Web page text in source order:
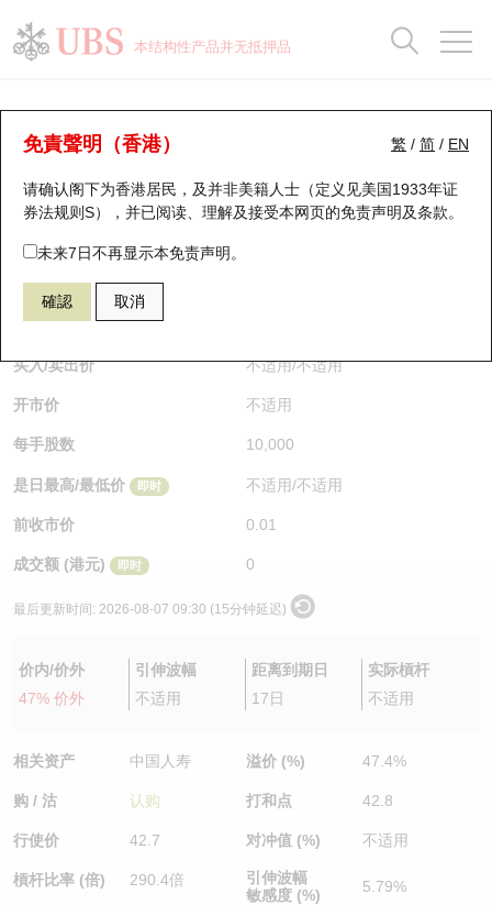
本结构性产品并无抵押品
繁 / 简 / EN
免責聲明（香港）
请确认阁下为香港居民，及并非美籍人士（定义见美国1933年证
券法规则S），并已阅读、理解及接受本网页的免责声明及条款。
未来7日不再显示本免责声明。
確認 取消
认股证分析仪
表现 街货统计 比较
24645 瑞银认购 2628 中国人寿
$0.01 即时
买入/卖出价 不适用/不适用
开市价 不适用
每手股数 10,000
是日最高/最低价 即时 不适用/不适用
前收市价 0.01
成交额 (港元) 即时 0
最后更新时间: 2026-08-07 09:30 (15分钟延迟)
价内/价外
47% 价外
引伸波幅
不适用
距离到期日
17日
实际槓杆
不适用
相关资产 中国人寿
购 / 沽 认购
行使价 42.7
槓杆比率 (倍) 290.4倍
溢价 (%) 47.4%
打和点 42.8
对冲值 (%) 不适用
引伸波幅
敏感度 (%)
5.79%
瑞银认股证一览
新发行瑞银认股证
即将到期认股证
认股证到期结算价查找
认股证分析仪
认股证速算机
认股证/牛熊证日志
认股证文件及公告
街货统计
比较
牛熊全景快搜
牛熊证搜寻
牛熊证街货分布图
正股牛熊证列表
新发行瑞银牛熊证
已收回牛熊证剩余价值
牛熊证到期结算价查找
牛熊证分析仪
街货统计
比较
十大升幅/跌幅
十大认股证成交分布
十天股证占大市成交
资金流
街货统计
三十大平均引伸波幅
正股分析仪
二十大活跃股份
恒指成份股
国指成份股
科指成份股
相关资产沽空
中资ETFs溢价比较
AH 股价对照
持股比重
显示所有持股比重
每月轮证大市专题
轮证专栏
讲座及教育短片
认股证投资者教育
牛熊证投资者教育
认股证牛熊证常问问题